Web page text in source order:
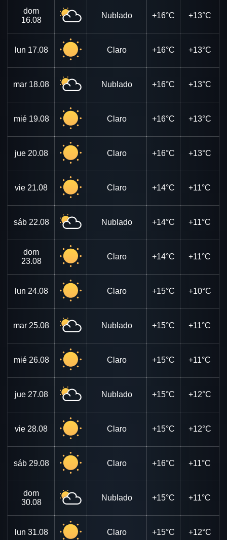
dom
16.08
Nublado +16°C +13°C
lun 17.08 Claro +16°C +13°C
mar 18.08 Nublado +16°C +13°C
mié 19.08 Claro +16°C +13°C
jue 20.08 Claro +16°C +13°C
vie 21.08 Claro +14°C +11°C
sáb 22.08 Nublado +14°C +11°C
dom
23.08
Claro +14°C +11°C
lun 24.08 Claro +15°C +10°C
mar 25.08 Nublado +15°C +11°C
mié 26.08 Claro +15°C +11°C
jue 27.08 Nublado +15°C +12°C
vie 28.08 Claro +15°C +12°C
sáb 29.08 Claro +16°C +11°C
dom
30.08
Nublado +15°C +11°C
lun 31.08 Claro +15°C +12°C